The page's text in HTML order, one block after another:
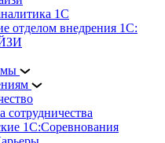
1С
отделом внедрения 1С:
сотрудничества
1С:Соревнования